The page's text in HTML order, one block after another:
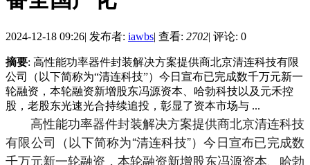
2024-12-18 09:26| 发布者: iawbs| 查看: 2702| 评论: 0
摘要: 高性能功率器件封装解决方案提供商北京清连科技有限
公司（以下简称为“清连科技”）今日宣布已完成数千万元新一
轮融资，本轮融资新增股东冯源资本、哈勃科技以及元禾控
股，老股东光速光合持续追投，彰显了资本市场与 ...
高性能功率器件封装解决方案提供商北京清连科技
有限公司（以下简称为“清连科技”）今日宣布已完成数
千万元新一轮融资，本轮融资新增股东冯源资本、哈勃